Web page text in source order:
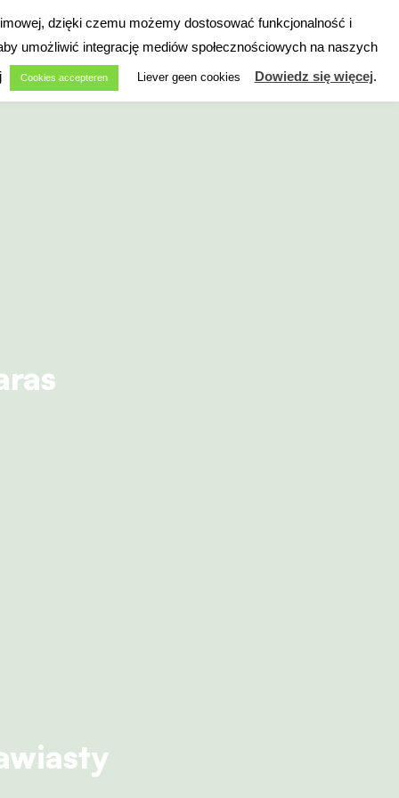
O nas
Szukaj
dzięki czemu możemy dostosować funkcjonalność i
umożliwić integrację mediów społecznościowych na naszych
Cookies accepteren Liever geen cookies Dowiedz się więcej.